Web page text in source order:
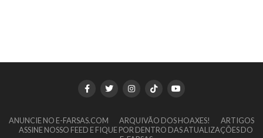
ANUNCIE NO E-FARSAS.COM ARQUIVÃO DOS HOAXES!
ARTIGOS
ASSINE NOSSO FEED E FIQUE POR DENTRO DAS ATUALIZAÇÕES DO